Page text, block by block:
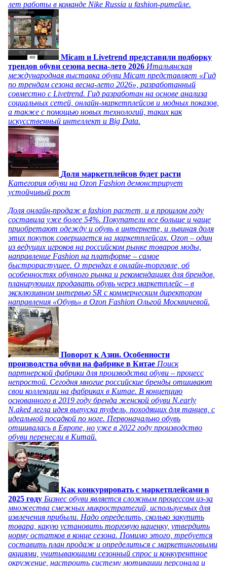
лет работы в команде Nike Russia и fashion-ритейле.
Micam и Livetrend представили подборку
трендов обуви сезона весна-лето 2026 Итальянская
международная выставка обуви Micam представляет «Гид
по трендам сезона весна-лето 2026», разработанный
совместно с Livetrend. Гид разработан на основе анализа
социальных сетей, онлайн-маркетплейсов и модных показов,
а также с помощью новых технологий, таких как
искусственный интеллект и Big Data.
Доля маркетплейсов будет расти
Категория обуви на Ozon Fashion демонстрирует
устойчивый рост
Доля онлайн-продаж в fashion растет, и в прошлом году
составила уже более 54%. Покупатели все больше и чаще
приобретают одежду и обувь в интернете, и львиная доля
этих покупок совершается на маркетплейсах. Ozon – один
из ведущих игроков на российском рынке товаров моды,
направление Fashion на платформе – самое
быстрорастущее. О трендах в онлайн-торговле, об
особенностях обувного рынка и рекомендациях для брендов,
планирующих продавать обувь через маркетплейс – в
эксклюзивном интервью SR с коммерческим директором
направления «Обувь» в Ozon Fashion Ольгой Москвичевой.
Поворот к Азии. Особенности
производства обуви на фабрике в Китае Поиск
партнерской фабрики для производства обуви – процесс
непростой. Сегодня многие российские бренды отшивают
свои коллекции на фабриках в Китае. В концепцию
основанного в 2019 году бренда женской обуви N.early
N.aked легла идея выпуска туфель, походящих для танцев, с
идеальной посадкой по ноге. Первоначально обувь
отшивалась в Европе, но уже в 2022 году производство
обуви перенесли в Китай.
Как конкурировать с маркетплейсами в
2025 году Бизнес обуви является сложным процессом из-за
множества смежных микростратегий, используемых для
извлечения прибыли. Надо определить, сколько закупить
товара, какую установить торговую наценку, утвердить
норму остатков в конце сезона. Помимо этого, требуется
составить план продаж и определиться с маркетинговыми
акциями, учитывающими сезонный спрос и конкурентное
окружение, настроить систему мотивации персонала и